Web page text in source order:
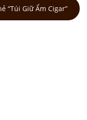
“Túi Giữ Ẩm Cigar”